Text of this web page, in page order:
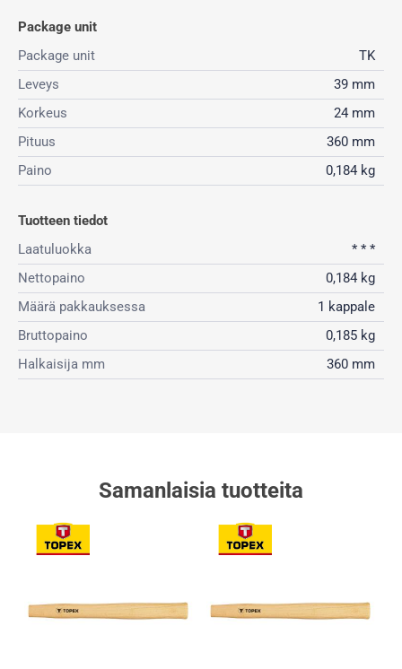
Package unit
Package unit
TK
Leveys
39 mm
Korkeus
24 mm
Pituus
360 mm
Paino
0,184 kg
Tuotteen tiedot
Laatuluokka
* * *
Nettopaino
0,184 kg
Määrä pakkauksessa
1 kappale
Bruttopaino
0,185 kg
Halkaisija mm
360 mm
Samanlaisia ​​tuotteita